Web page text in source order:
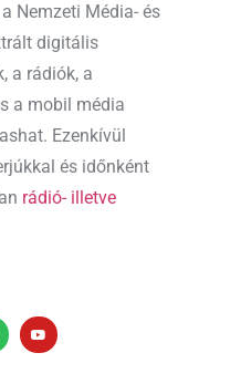
Nemzeti Média- és
digitális
a rádiók, a
a mobil média
Ezenkívül
és időnként
rádió- illetve